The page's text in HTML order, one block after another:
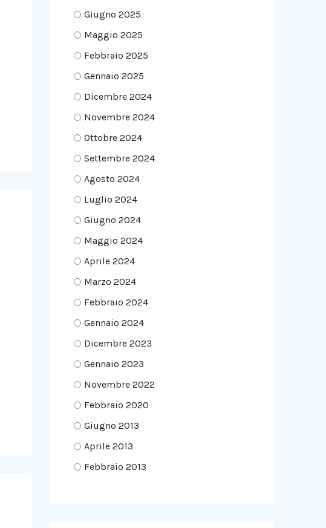
Giugno 2025
Maggio 2025
Febbraio 2025
Gennaio 2025
Dicembre 2024
Novembre 2024
Ottobre 2024
Settembre 2024
Agosto 2024
Luglio 2024
Giugno 2024
Maggio 2024
Aprile 2024
Marzo 2024
Febbraio 2024
Gennaio 2024
Dicembre 2023
Gennaio 2023
Novembre 2022
Febbraio 2020
Giugno 2013
Aprile 2013
Febbraio 2013